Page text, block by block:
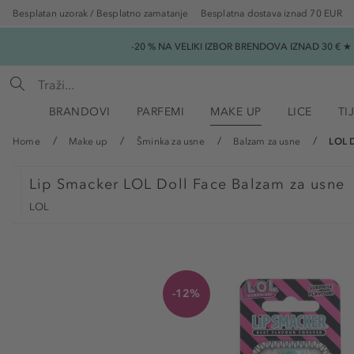
Besplatan uzorak / Besplatno zamatanje Besplatna dostava iznad 70 EUR
-20 % NA VELIKI IZBOR BRENDOVA IZNAD 30 €
BRANDOVI PARFEMI MAKE UP LICE
Home Make up Šminka za usne Balzam za usne LOL
Lip Smacker LOL Doll Face Balzam za usne
LOL
-12%